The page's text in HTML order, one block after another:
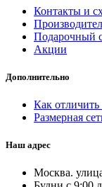
Контакты и
Подарочный
Акции
Дополнительно
Как
Размерная
Наш адрес
Москва.